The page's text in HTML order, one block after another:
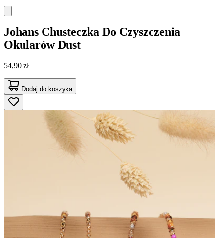
Johans Chusteczka Do Czyszczenia
Okularów Dust
54,90 zł
Dodaj do koszyka